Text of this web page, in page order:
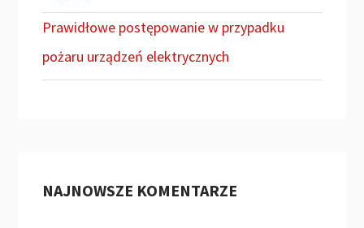
Prawidłowe postępowanie w przypadku
pożaru urządzeń elektrycznych
NAJNOWSZE KOMENTARZE